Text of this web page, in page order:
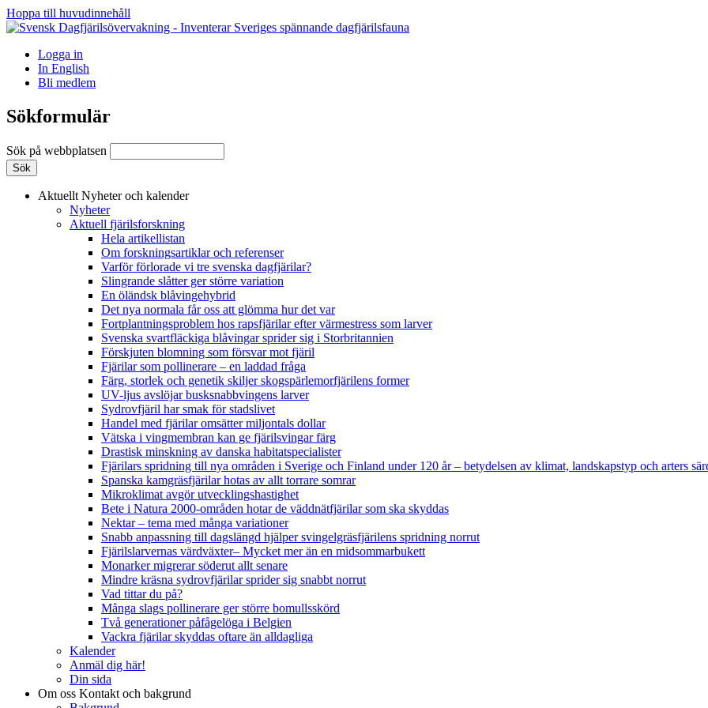
Hoppa till huvudinnehåll
Logga in
In English
Bli medlem
Sökformulär
Sök på webbplatsen
Aktuellt Nyheter och kalender
Nyheter
Aktuell fjärilsforskning
Hela artikellistan
Om forskningsartiklar och referenser
Varför förlorade vi tre svenska dagfjärilar?
Slingrande slåtter ger större variation
En öländsk blåvingehybrid
Det nya normala får oss att glömma hur det var
Fortplantningsproblem hos rapsfjärilar efter värmestress som larver
Svenska svartfläckiga blåvingar sprider sig i Storbritannien
Förskjuten blomning som försvar mot fjäril
Fjärilar som pollinerare – en laddad fråga
Färg, storlek och genetik skiljer skogspärlemorfjärilens former
UV-ljus avslöjar busksnabbvingens larver
Sydrovfjäril har smak för stadslivet
Handel med fjärilar omsätter miljontals dollar
Vätska i vingmembran kan ge fjärilsvingar färg
Drastisk minskning av danska habitatspecialister
Fjärilars spridning till nya områden i Sverige och Finland under 120 år– betydelsen av klimat, landskapstyp och arters
Spanska kamgräsfjärilar hotas av allt torrare somrar
Mikroklimat avgör utvecklingshastighet
Bete i Natura 2000-områden hotar de väddnätfjärilar som ska skyddas
Nektar – tema med många variationer
Snabb anpassning till dagslängd hjälper svingelgräsfjärilens spridning norrut
Fjärilslarvernas värdväxter– Mycket mer än en midsommarbukett
Monarker migrerar söderut allt senare
Mindre kräsna sydrovfjärilar sprider sig snabbt norrut
Vad tittar du på?
Många slags pollinerare ger större bomullsskörd
Två generationer påfågelöga i Belgien
Vackra fjärilar skyddas oftare än alldagliga
Kalender
Anmäl dig här!
Din sida
Om oss Kontakt och bakgrund